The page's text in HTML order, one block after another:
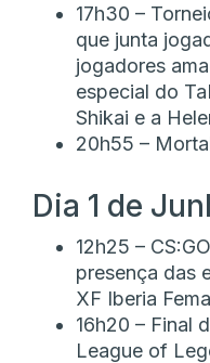
17h30 –
que junta
jogadores
especial do
Shikai e a
20h55 –
Dia 1 de
12h25 –
presença das
XF Iberia
16h20 – Final
League of